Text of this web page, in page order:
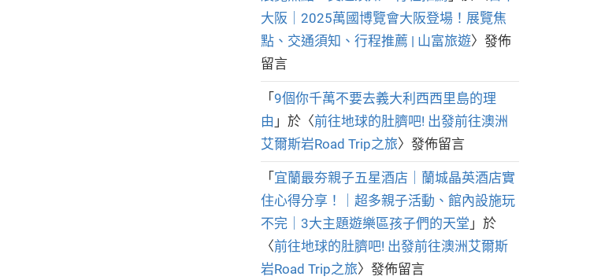
大阪｜2025萬國博覽會大阪登場！展覽焦
點、交通須知、行程推薦 | 山富旅遊〉發佈
留言
「9個你千萬不要去義大利西西里島的理
由 」於〈前往地球的肚臍吧! 出發前往澳洲
艾爾斯岩Road Trip之旅〉發佈留言
「 宜蘭最夯親子五星酒店｜蘭城晶英酒店實
住心得分享！｜超多親子活動、館內設施玩
不完｜3大主題遊樂區孩子們的天堂 」於
〈前往地球的肚臍吧! 出發前往澳洲艾爾斯
岩Road Trip之旅〉發佈留言